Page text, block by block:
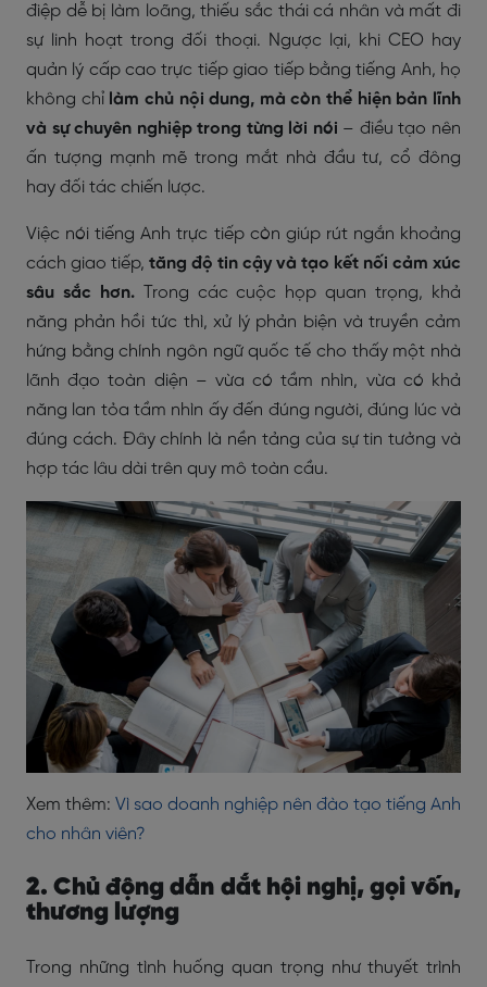
điệp dễ bị làm loãng, thiếu sắc thái cá nhân và mất đi
sự linh hoạt trong đối thoại. Ngược lại, khi CEO hay
quản lý cấp cao trực tiếp giao tiếp bằng tiếng Anh, họ
không chỉ làm chủ nội dung, mà còn thể hiện bản lĩnh
và sự chuyên nghiệp trong từng lời nói – điều tạo nên
ấn tượng mạnh mẽ trong mắt nhà đầu tư, cổ đông
hay đối tác chiến lược.
Việc nói tiếng Anh trực tiếp còn giúp rút ngắn khoảng
cách giao tiếp, tăng độ tin cậy và tạo kết nối cảm xúc
sâu sắc hơn.Trong các cuộc họp quan trọng, khả
năng phản hồi tức thì, xử lý phản biện và truyền cảm
hứng bằng chính ngôn ngữ quốc tế cho thấy một nhà
lãnh đạo toàn diện – vừa có tầm nhìn, vừa có khả
năng lan tỏa tầm nhìn ấy đến đúng người, đúng lúc và
đúng cách. Đây chính là nền tảng của sự tin tưởng và
hợp tác lâu dài trên quy mô toàn cầu.
Xem thêm: Vì sao doanh nghiệp nên đào tạo tiếng Anh
cho nhân viên?
2. Chủ động dẫn dắt hội nghị, gọi vốn,
thương lượng
Trong những tình huống quan trọng như thuyết trình